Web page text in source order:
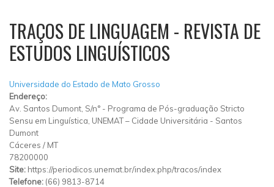
TRAÇOS DE LINGUAGEM - REVISTA DE
ESTUDOS LINGUÍSTICOS
Universidade do Estado de Mato Grosso
Endereço:
Av. Santos Dumont, S/n° - Programa de Pós-graduação Stricto
Sensu em Linguística, UNEMAT – Cidade Universitária - Santos
Dumont
Cáceres / MT
78200000
Site: https://periodicos.unemat.br/index.php/tracos/index
Telefone: (66) 9813-8714